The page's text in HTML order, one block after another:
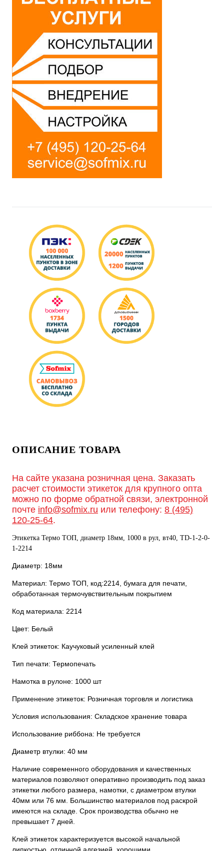
ОПИСАНИЕ ТОВАРА
На сайте указана розничная цена. Заказать
расчет стоимости этикеток для крупного опта
можно по форме обратной связи, электронной
почте info@sofmix.ru или телефону: 8 (495)
120-25-64.
Этикетка Термо ТОП, диаметр 18мм, 1000 в рул, вт40, TD-1-2-0-
1-2214
Диаметр: 18мм
Материал: Термо ТОП, код:2214, бумага для печати,
обработанная термочувствительным покрытием
Код материала: 2214
Цвет: Белый
Клей этикеток: Каучуковый усиленный клей
Тип печати: Термопечать
Намотка в рулоне: 1000 шт
Применение этикеток: Розничная торговля и логистика
Условия использования: Складское хранение товара
Использование риббона: Не требуется
Диаметр втулки: 40 мм
Наличие современного оборудования и качественных
материалов позволяют оперативно производить под заказ
этикетки любого размера, намотки, с диаметром втулки
40мм или 76 мм. Большинство материалов под раскрой
имеются на складе. Срок производства обычно не
превышает 7 дней.
Клей этикеток характеризуется высокой начальной